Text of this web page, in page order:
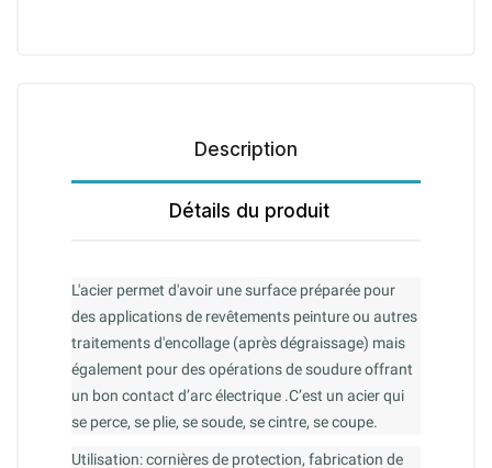
Description
Détails du produit
L'acier permet d'avoir une surface préparée pour
des applications de revêtements peinture ou autres
traitements d'encollage (après dégraissage) mais
également pour des opérations de soudure offrant
un bon contact d’arc électrique .C’est un acier qui
se perce, se plie, se soude, se cintre, se coupe.
Utilisation: cornières de protection, fabrication de